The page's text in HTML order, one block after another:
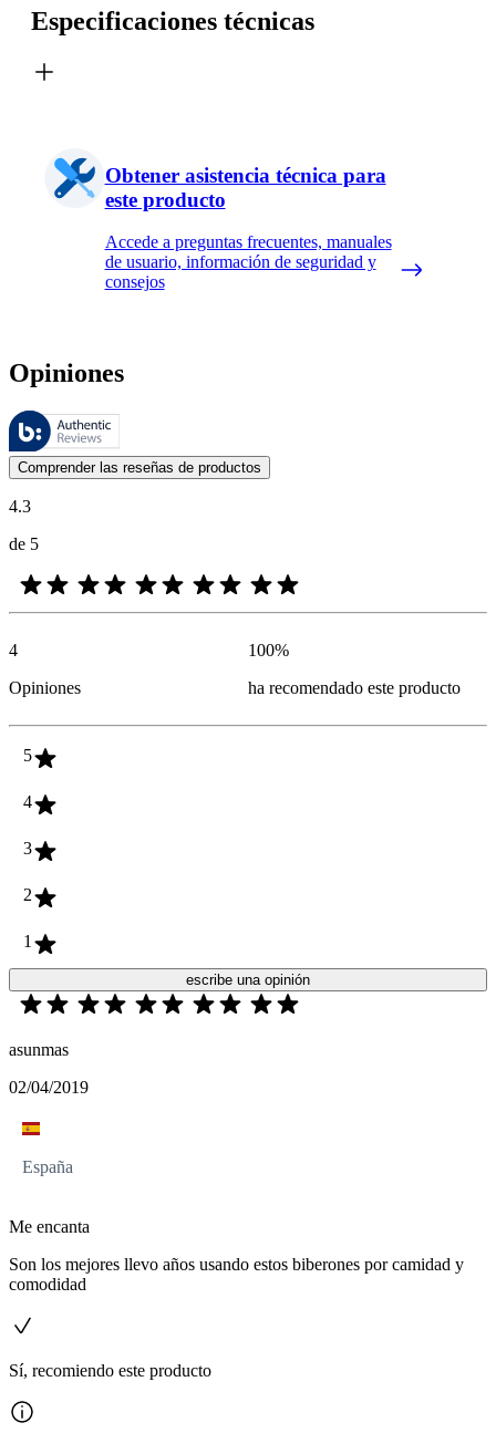
Especificaciones técnicas
Obtener asistencia técnica para
este producto
Accede a preguntas frecuentes, manuales
de usuario, información de seguridad y
consejos
Opiniones
Estas reseñas las gestiona Bazaarvoice y cumplen con la política de
Las opiniones de los clientes en forma de reseñas de productos y
Comprender las reseñas de productos
4.3
de 5
4
Opiniones
100%
ha recomendado este producto
5
4
3
2
1
escribe una opinión
asunmas
02/04/2019
España
Me encanta
Son los mejores llevo años usando estos biberones por camidad y
comodidad
Sí, recomiendo este producto